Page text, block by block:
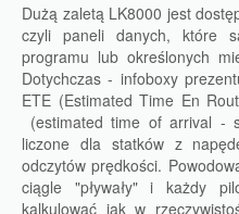
Dużą zaletą LK8000 jest
czyli paneli danych, które
programu lub określonych
Dotychczas - infoboxy
ETE (Estimated Time En
(estimated time of arrival -
liczone dla statków z
odczytów prędkości.
ciągle "pływały" i każdy
kalkulować jak w